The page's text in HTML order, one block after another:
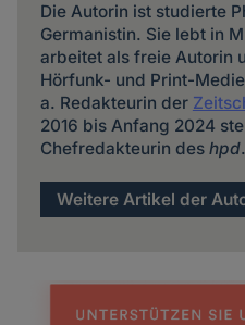
Die Autorin ist studierte
Germanistin. Sie lebt in
arbeitet als freie Autorin
Hörfunk- und Print-
a. Redakteurin der
2016 bis Anfang 2024
Chefredakteurin des hpd.
Weitere Artikel der